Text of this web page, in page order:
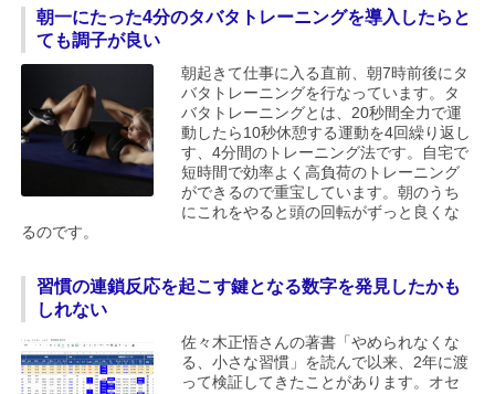
朝一にたった4分のタバタトレーニングを導入したらと
ても調子が良い
朝起きて仕事に入る直前、朝7時前後にタ
バタトレーニングを行なっています。タ
バタトレーニングとは、20秒間全力で運
動したら10秒休憩する運動を4回繰り返し
す、4分間のトレーニング法です。自宅で
短時間で効率よく高負荷のトレーニング
ができるので重宝しています。朝のうち
にこれをやると頭の回転がずっと良くな
るのです。
習慣の連鎖反応を起こす鍵となる数字を発見したかも
しれない
佐々木正悟さんの著書「やめられなくな
る、小さな習慣」を読んで以来、2年に渡
って検証してきたことがあります。オセ